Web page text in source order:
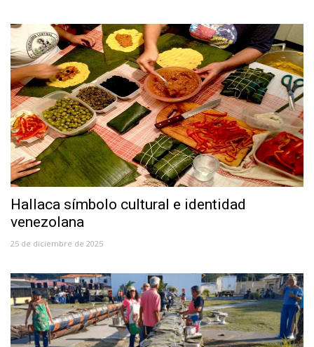
Hallaca símbolo cultural e identidad
venezolana
25 de diciembre de 2025